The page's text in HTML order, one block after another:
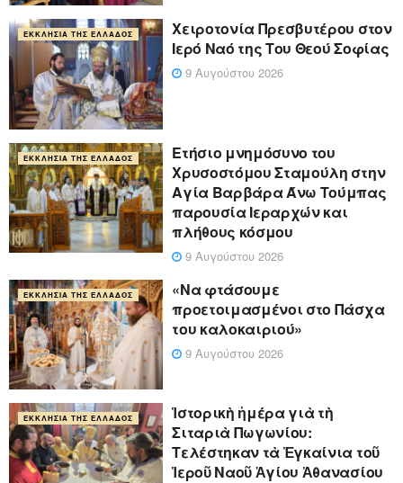
ΕΚΚΛΗΣΊΑ ΤΗΣ ΕΛΛΆΔΟΣ
Χειροτονία Πρεσβυτέρου στον
Ιερό Ναό της Του Θεού Σοφίας
9 Αυγούστου 2026
ΕΚΚΛΗΣΊΑ ΤΗΣ ΕΛΛΆΔΟΣ
Ετήσιο μνημόσυνο του
Χρυσοστόμου Σταμούλη στην
Αγία Βαρβάρα Άνω Τούμπας
παρουσία Ιεραρχών και
πλήθους κόσμου
9 Αυγούστου 2026
ΕΚΚΛΗΣΊΑ ΤΗΣ ΕΛΛΆΔΟΣ
«Να φτάσουμε
προετοιμασμένοι στο Πάσχα
του καλοκαιριού»
9 Αυγούστου 2026
ΕΚΚΛΗΣΊΑ ΤΗΣ ΕΛΛΆΔΟΣ
Ἱστορικὴ ἡμέρα γιὰ τὴ
Σιταριὰ Πωγωνίου:
Τελέστηκαν τὰ Ἐγκαίνια τοῦ
Ἱεροῦ Ναοῦ Ἁγίου Ἀθανασίου